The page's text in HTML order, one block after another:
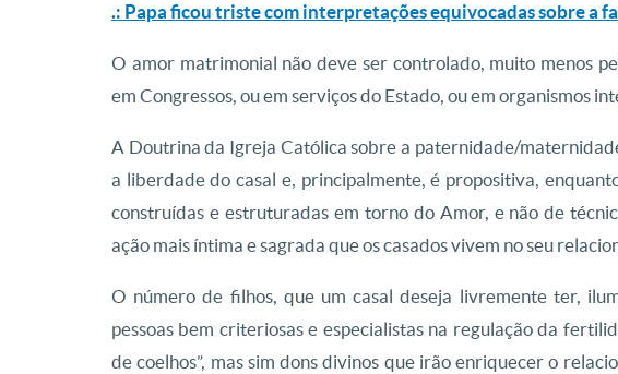
.: Papa ficou triste com interpretações equivocadas sobre a
O amor matrimonial não deve ser controlado, muito menos
em Congressos, ou em serviços do Estado, ou em organismos
A Doutrina da Igreja Católica sobre a paternidade/
a liberdade do casal e, principalmente, é propositiva,
construídas e estruturadas em torno do Amor, e não de
ação mais íntima e sagrada que os casados vivem no seu
O número de filhos, que um casal deseja livremente ter,
pessoas bem criteriosas e especialistas na regulação da
de coelhos”, mas sim dons divinos que irão enriquecer o